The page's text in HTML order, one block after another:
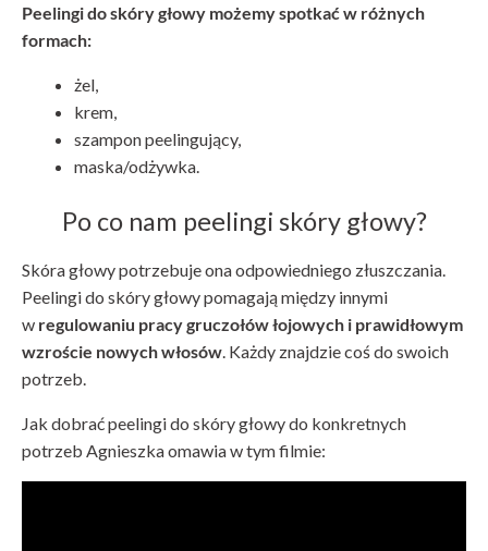
Peelingi do skóry głowy możemy spotkać w różnych
formach:
żel,
krem,
szampon peelingujący,
maska/odżywka.
Po co nam peelingi skóry głowy?
Skóra głowy potrzebuje ona odpowiedniego złuszczania.
Peelingi do skóry głowy pomagają między innymi
w regulowaniu pracy gruczołów łojowych i prawidłowym
wzroście nowych włosów . Każdy znajdzie coś do swoich
potrzeb.
Jak dobrać peelingi do skóry głowy do konkretnych
potrzeb Agnieszka omawia w tym filmie: